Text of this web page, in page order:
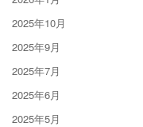
2025年10月
2025年9月
2025年7月
2025年6月
2025年5月